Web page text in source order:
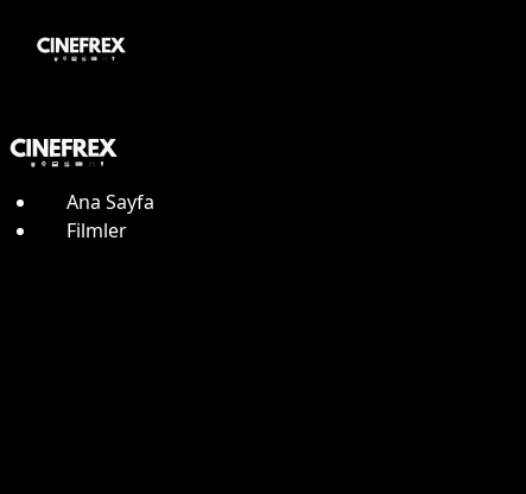
Ana Sayfa
Filmler